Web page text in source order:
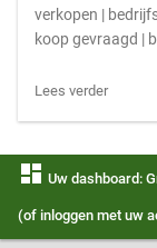
verkopen |
koop gevraagd |
Lees verder
dashboard Uw dashboard:
(of inloggen met uw